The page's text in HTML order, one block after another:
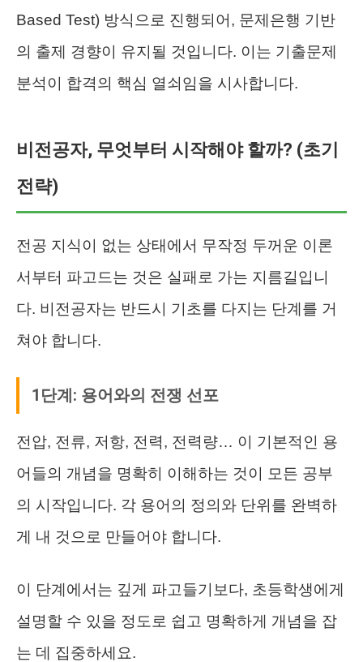
Based Test) 방식으로 진행되어, 문제은행 기반
의 출제 경향이 유지될 것입니다. 이는 기출문제
분석이 합격의 핵심 열쇠임을 시사합니다.
비전공자, 무엇부터 시작해야 할까? (초기
전략)
전공 지식이 없는 상태에서 무작정 두꺼운 이론
서부터 파고드는 것은 실패로 가는 지름길입니
다. 비전공자는 반드시 기초를 다지는 단계를 거
쳐야 합니다.
1단계: 용어와의 전쟁 선포
전압, 전류, 저항, 전력, 전력량… 이 기본적인 용
어들의 개념을 명확히 이해하는 것이 모든 공부
의 시작입니다. 각 용어의 정의와 단위를 완벽하
게 내 것으로 만들어야 합니다.
이 단계에서는 깊게 파고들기보다, 초등학생에게
설명할 수 있을 정도로 쉽고 명확하게 개념을 잡
는 데 집중하세요.